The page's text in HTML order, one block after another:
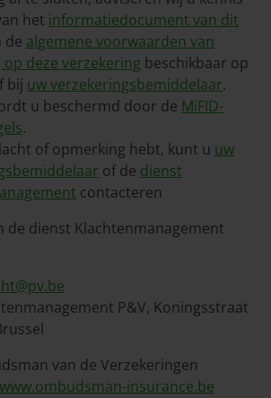
het informatiedocument van dit
de algemene voorwaarden van
deze verzekering beschikbaar op
bij uw verzekeringsbemiddelaar.
u beschermd door de MiFID-
.
of opmerking hebt, kunt u uw
of de dienst
contacteren
de dienst Klachtenmanagement
P&V, Koningsstraat
van de Verzekeringen
www.ombudsman-insurance.be